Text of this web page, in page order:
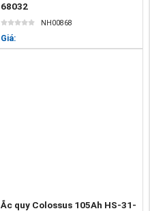
68032
NH00868
Giá:
Ắc quy Colossus 105Ah HS-31-